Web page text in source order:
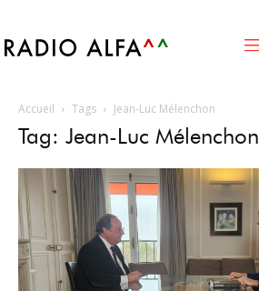
Accueil Tags Jean-Luc Mélenchon
Tag: Jean-Luc Mélenchon